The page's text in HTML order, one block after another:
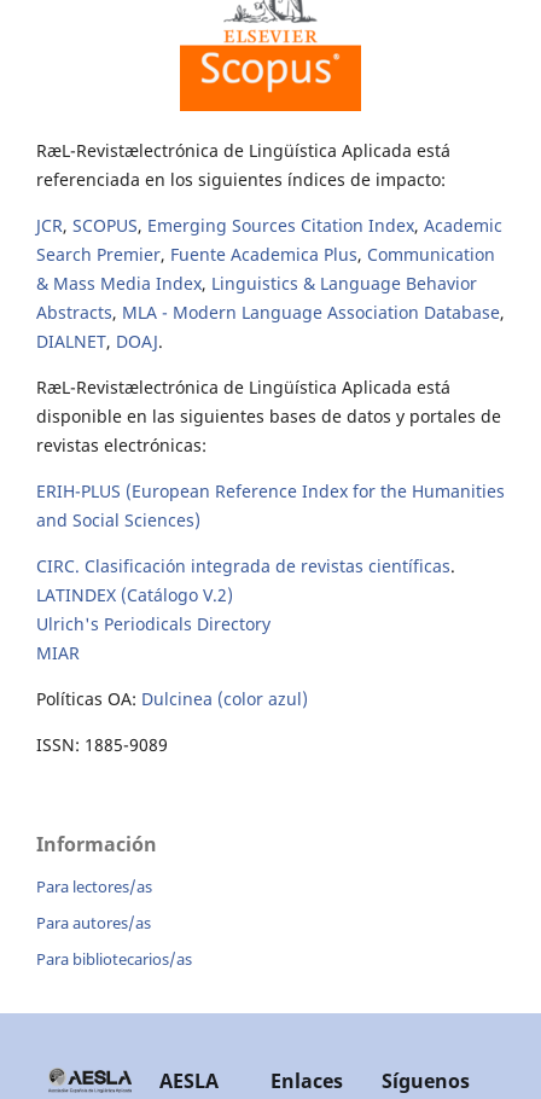
RæL-Revistælectrónica de Lingüística Aplicada está
referenciada en los siguientes índices de impacto:
JCR, SCOPUS, Emerging Sources Citation Index, Academic
Search Premier, Fuente Academica Plus, Communication
& Mass Media Index, Linguistics & Language Behavior
Abstracts, MLA - Modern Language Association Database,
DIALNET, DOAJ.
RæL-Revistælectrónica de Lingüística Aplicada está
disponible en las siguientes bases de datos y portales de
revistas electrónicas:
ERIH-PLUS (European Reference Index for the Humanities
and Social Sciences)
CIRC. Clasificación integrada de revistas científicas.
LATINDEX (Catálogo V.2)
Ulrich's Periodicals Directory
MIAR
Políticas OA: Dulcinea (color azul)
ISSN: 1885-9089
Información
Para lectores/as
Para autores/as
Para bibliotecarios/as
AESLA Enlaces Síguenos